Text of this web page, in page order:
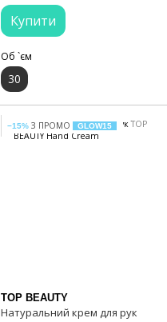
Купити
Об `єм
30
−15% З ПРОМО GLOW15
TOP BEAUTY
Натуральний крем для рук